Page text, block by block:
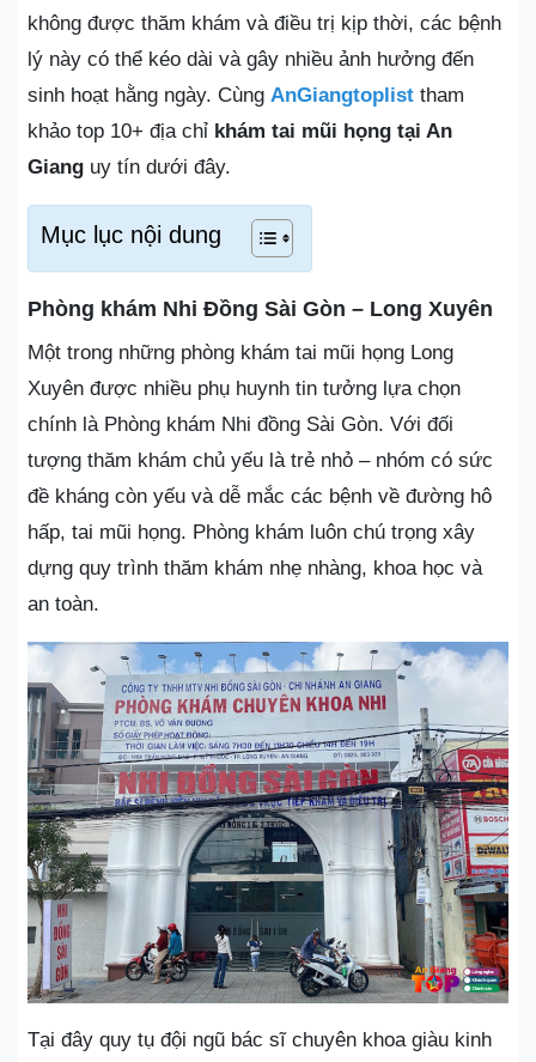
không được thăm khám và điều trị kịp thời, các bệnh
lý này có thể kéo dài và gây nhiều ảnh hưởng đến
sinh hoạt hằng ngày. Cùng AnGiangtoplist tham
khảo top 10+ địa chỉ khám tai mũi họng tại An
Giang uy tín dưới đây.
Mục lục nội dung
Phòng khám Nhi Đồng Sài Gòn – Long Xuyên
Một trong những phòng khám tai mũi họng Long
Xuyên được nhiều phụ huynh tin tưởng lựa chọn
chính là Phòng khám Nhi đồng Sài Gòn. Với đối
tượng thăm khám chủ yếu là trẻ nhỏ – nhóm có sức
đề kháng còn yếu và dễ mắc các bệnh về đường hô
hấp, tai mũi họng. Phòng khám luôn chú trọng xây
dựng quy trình thăm khám nhẹ nhàng, khoa học và
an toàn.
Tại đây quy tụ đội ngũ bác sĩ chuyên khoa giàu kinh